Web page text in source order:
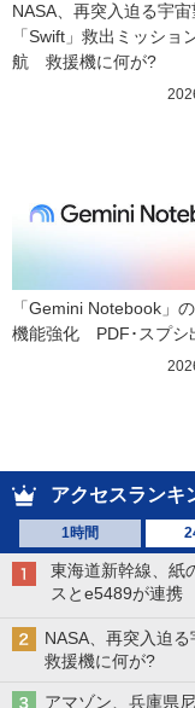
NASA、再突入迫る宇
「Swift」救出ミッショ
航　救援機に何が?
「Gemini Notebook」
機能強化　PDF･スプシ
アクセスランキ
1時間
東海道新幹線、紙
スとe5489が連携
NASA、再突入迫
救援機に何が?
アマゾン、兵庫県